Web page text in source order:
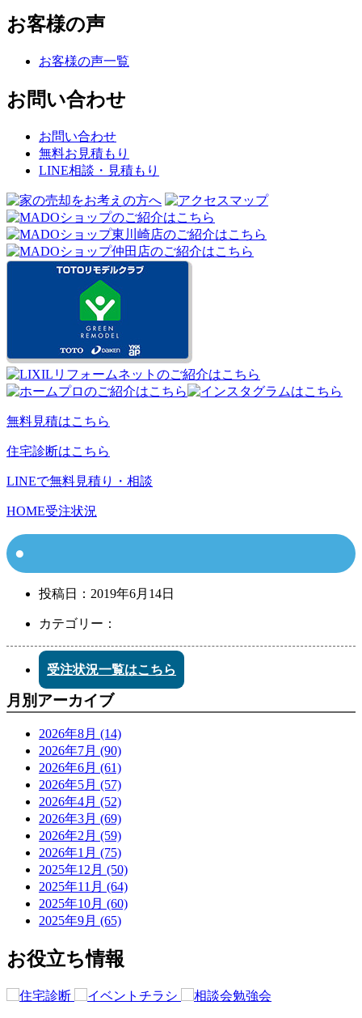
お客様の声
お客様の声一覧
お問い合わせ
お問い合わせ
無料お見積もり
LINE相談・見積もり
無料見積はこちら
住宅診断はこちら
LINEで無料見積り・相談
HOME受注状況
投稿日： 2019年6月14日
カテゴリー：
受注状況一覧はこちら
月別アーカイブ
2026年8月 (14)
2026年7月 (90)
2026年6月 (61)
2026年5月 (57)
2026年4月 (52)
2026年3月 (69)
2026年2月 (59)
2026年1月 (75)
2025年12月 (50)
2025年11月 (64)
2025年10月 (60)
2025年9月 (65)
お役立ち情報